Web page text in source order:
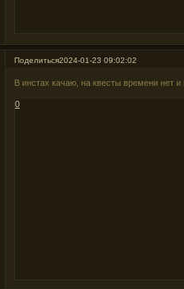
Поделиться2024-01-23 09:02:02
В инстах качаю, на квесты времени нет
0